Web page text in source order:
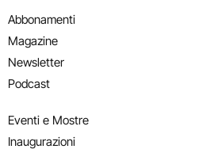
Abbonamenti
Magazine
Newsletter
Podcast
Eventi e Mostre
Inaugurazioni